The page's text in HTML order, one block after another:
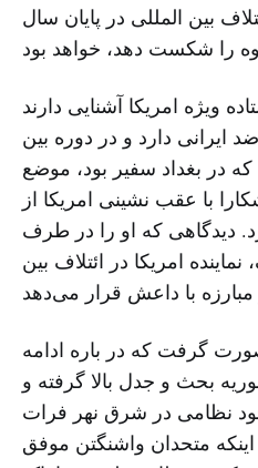
بین المللی در پایان سال
ویژه امریکا آشنایی دارند
ایرانی دارد و در دوره‌ بین
سال‌های ۲۰۰۷ و ۲۰۰۸ که در بغداد سفیر بود، موضع
با عقب نشینی امریکا از
دیدگاهی که او را در طرف
امریکا در ائتلاف بین
گرفت که در باره ادامه
بحث و جدل بالا گرفته و
نظامی در شرق نهر فرات
متحدان واشنگتن موفق